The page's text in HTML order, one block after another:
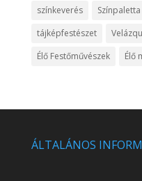
színkeverés
Színpaletta
tájképfestészet
Élő Festőművészek
Élő
ÁLTALÁNOS